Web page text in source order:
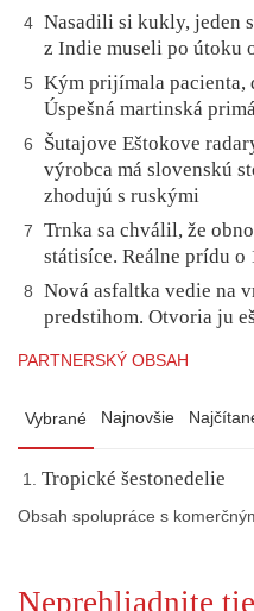
4 Nasadili si kukly, jeden
z Indie museli po útoku
5
Kým prijímala pacienta,
Úspešná martinská
6
Šutajove Eštokove
výrobca má slovenskú
zhodujú s ruskými
7
Trnka sa chválil, že
státisíce. Reálne prídu
8
Nová asfaltka vedie na
predstihom. Otvoria ju
PARTNERSKÝ OBSAH
Vybrané Najnovšie
Tropické šestonedelie
Obsah spolupráce s
Neprehliadnite